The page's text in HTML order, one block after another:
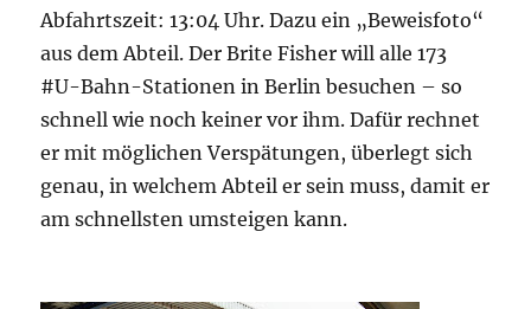
Abfahrtszeit: 13:04 Uhr. Dazu ein „Beweisfoto“
aus dem Abteil. Der Brite Fisher will alle 173
#U-Bahn-Stationen in Berlin besuchen – so
schnell wie noch keiner vor ihm. Dafür rechnet
er mit möglichen Verspätungen, überlegt sich
genau, in welchem Abteil er sein muss, damit er
am schnellsten umsteigen kann.